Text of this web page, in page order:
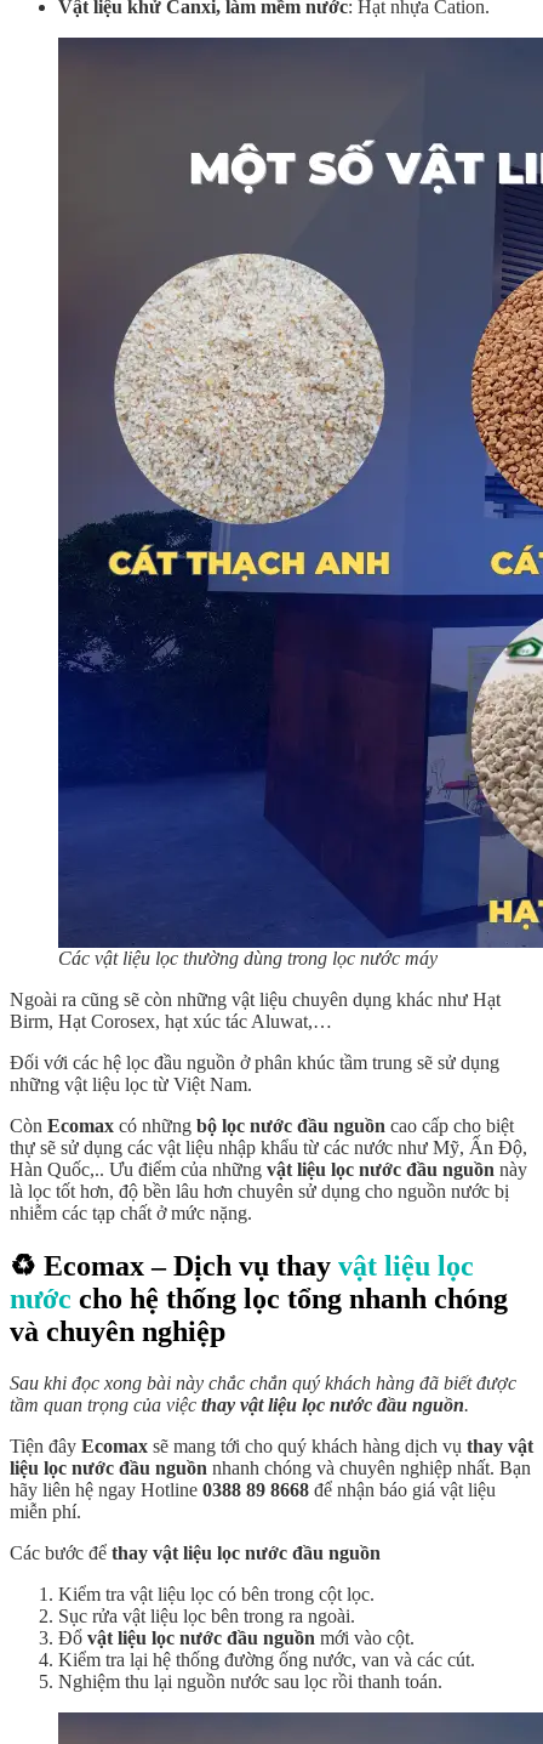
Vật liệu khử Canxi, làm mềm nước: Hạt nhựa Cation.
Các vật liệu lọc thường dùng trong lọc nước máy
Ngoài ra cũng sẽ còn những vật liệu chuyên dụng khác như Hạt
Birm, Hạt Corosex, hạt xúc tác Aluwat,…
Đối với các hệ lọc đầu nguồn ở phân khúc tầm trung sẽ sử dụng
những vật liệu lọc từ Việt Nam.
Còn Ecomax có những bộ lọc nước đầu nguồn cao cấp cho biệt
thự sẽ sử dụng các vật liệu nhập khẩu từ các nước như Mỹ, Ấn Độ,
Hàn Quốc,.. Ưu điểm của những vật liệu lọc nước đầu nguồn này
là lọc tốt hơn, độ bền lâu hơn chuyên sử dụng cho nguồn nước bị
nhiễm các tạp chất ở mức nặng.
♻️ Ecomax – Dịch vụ thay vật liệu lọc
nước cho hệ thống lọc tổng nhanh chóng
và chuyên nghiệp
Sau khi đọc xong bài này chắc chắn quý khách hàng đã biết được
tầm quan trọng của việc thay vật liệu lọc nước đầu nguồn.
Tiện đây Ecomax sẽ mang tới cho quý khách hàng dịch vụ thay vật
liệu lọc nước đầu nguồn nhanh chóng và chuyên nghiệp nhất. Bạn
hãy liên hệ ngay Hotline 0388 89 8668 để nhận báo giá vật liệu
miễn phí.
Các bước để thay vật liệu lọc nước đầu nguồn
Kiểm tra vật liệu lọc có bên trong cột lọc.
Sục rửa vật liệu lọc bên trong ra ngoài.
Đổ vật liệu lọc nước đầu nguồn mới vào cột.
Kiểm tra lại hệ thống đường ống nước, van và các cút.
Nghiệm thu lại nguồn nước sau lọc rồi thanh toán.